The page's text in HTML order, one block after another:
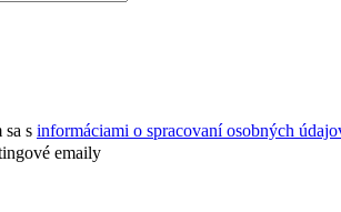
sa s informáciami o spracovaní osobných
emaily